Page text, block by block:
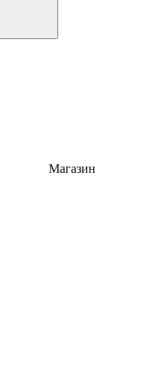
Магазин